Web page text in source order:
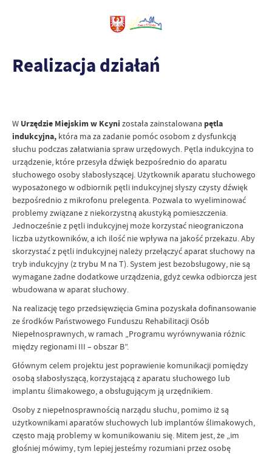
Realizacja działań
W Urzędzie Miejskim w Kcyni została zainstalowana pętla
indukcyjna, która ma za zadanie pomóc osobom z dysfunkcją
słuchu podczas załatwiania spraw urzędowych. Pętla indukcyjna to
urządzenie, które przesyła dźwięk bezpośrednio do aparatu
słuchowego osoby słabosłyszącej. Użytkownik aparatu słuchowego
wyposażonego w odbiornik pętli indukcyjnej słyszy czysty dźwięk
bezpośrednio z mikrofonu prelegenta. Pozwala to wyeliminować
problemy związane z niekorzystną akustyką pomieszczenia.
Jednocześnie z pętli indukcyjnej może korzystać nieograniczona
liczba użytkowników, a ich ilość nie wpływa na jakość przekazu. Aby
skorzystać z pętli indukcyjnej należy przełączyć aparat słuchowy na
tryb indukcyjny (z trybu M na T). System jest bezobsługowy, nie są
wymagane żadne dodatkowe urządzenia, gdyż cewka odbiorcza jest
wbudowana w aparat słuchowy.
Na realizację tego przedsięwzięcia Gmina pozyskała dofinansowanie
ze środków Państwowego Funduszu Rehabilitacji Osób
Niepełnosprawnych, w ramach „Programu wyrównywania różnic
między regionami III – obszar B”.
Głównym celem projektu jest poprawienie komunikacji pomiędzy
osobą słabosłyszącą, korzystającą z aparatu słuchowego lub
implantu ślimakowego, a obsługującym ją urzędnikiem.
Osoby z niepełnosprawnością narządu słuchu, pomimo iż są
użytkownikami aparatów słuchowych lub implantów ślimakowych,
często mają problemy w komunikowaniu się. Mitem jest, że „im
głośniej mówimy, tym lepiej jesteśmy rozumiani przez osobę